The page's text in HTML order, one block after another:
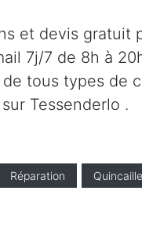
et devis gratuit
7j/7 de 8h à
tous types de
Tessenderlo .
Réparation